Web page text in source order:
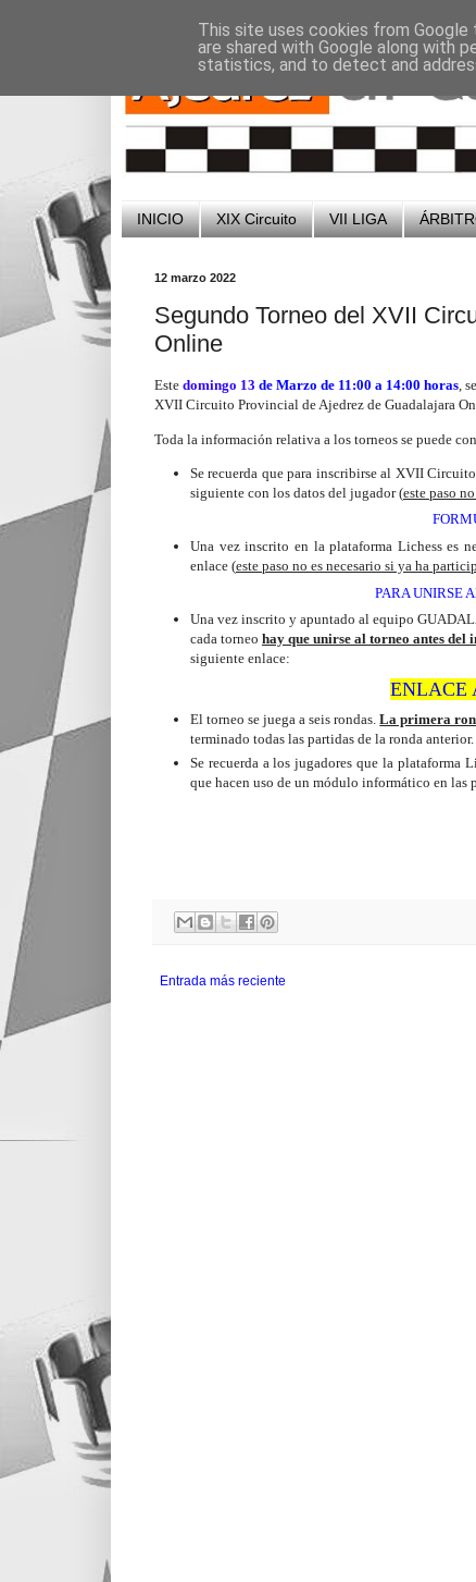
INICIO XIX Circuito VII LIGA
12 marzo 2022
Segundo Torneo del XVII
Online
Este domingo 13 de Marzo de 11:00 a 14:00 horas,
XVII Circuito Provincial de Ajedrez de Guadalajara
Toda la información relativa a los torneos se puede
Se recuerda que para inscribirse al XVII
siguiente con los datos del jugador (este paso
Una vez inscrito en la plataforma Lichess es
enlace (este paso no es necesario si ya ha
PARA UNIRSE
Una vez inscrito y apuntado al equipo
cada torneo hay que unirse al torneo antes del
siguiente enlace:
ENLACE
El torneo se juega a seis rondas.La primera
terminado todas las partidas de la ronda
Se recuerda a los jugadores que la plataforma
que hacen uso de un módulo informático en las
Entrada más reciente
This site uses cookies from
are shared with Google along with
statistics, and to detect and